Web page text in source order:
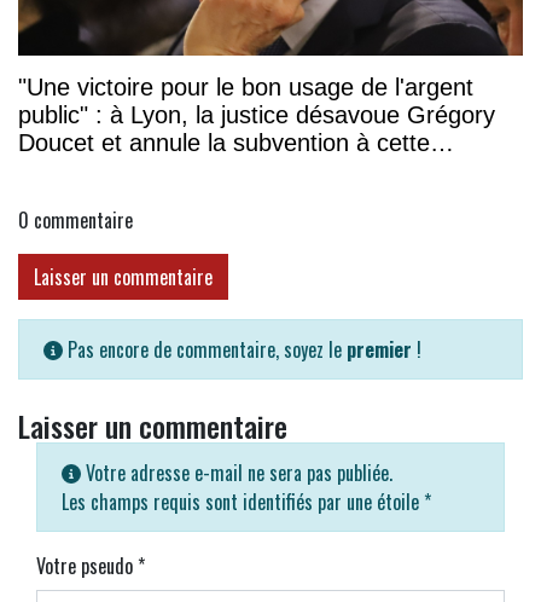
"Une victoire pour le bon usage de l'argent
public" : à Lyon, la justice désavoue Grégory
Doucet et annule la subvention à cette
0 commentaire
Laisser un commentaire
Pas encore de commentaire, soyez le premier !
Laisser un commentaire
Votre adresse e-mail ne sera pas publiée.
Les champs requis sont identifiés par une étoile *
Votre pseudo*